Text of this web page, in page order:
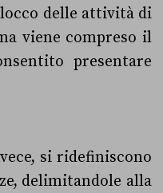
delle attività di
viene compreso il
presentare
si ridefiniscono
delimitandole alla